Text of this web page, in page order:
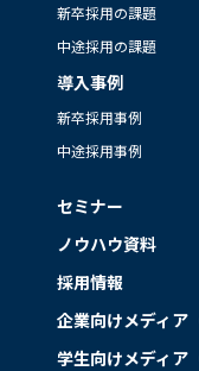
新卒採用の課題
中途採用の課題
導入事例
新卒採用事例
中途採用事例
セミナー
ノウハウ資料
採用情報
企業向けメディア
学生向けメディア